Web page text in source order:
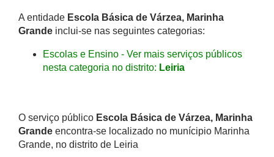
A entidade Escola Básica de Várzea, Marinha
Grande inclui-se nas seguintes categorias:
Escolas e Ensino - Ver mais serviços públicos
nesta categoria no distrito: Leiria
O serviço público Escola Básica de Várzea, Marinha
Grande encontra-se localizado no munícipio Marinha
Grande, no distrito de Leiria